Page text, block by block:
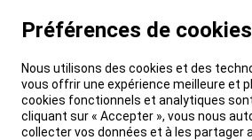
Préférences de cookies
Nous utilisons des cookies et des
vous offrir une expérience meilleure et
cookies fonctionnels et analytiques
cliquant sur « Accepter », vous nous
collecter vos données et à les partager